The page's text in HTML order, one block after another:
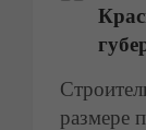
размере